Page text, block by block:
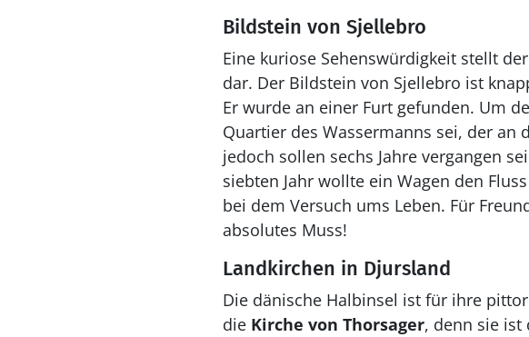
Bildstein von Sjellebro
Eine kuriose Sehenswürdigkeit stellt der
dar. Der Bildstein von Sjellebro ist
Er wurde an einer Furt gefunden. Um
Quartier des Wassermanns sei, der an
jedoch sollen sechs Jahre vergangen
siebten Jahr wollte ein Wagen den
bei dem Versuch ums Leben. Für
absolutes Muss!
Landkirchen in Djursland
Die dänische Halbinsel ist für ihre
die Kirche von Thorsager, denn sie ist